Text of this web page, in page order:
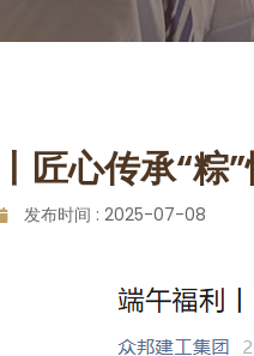
匠心传承“粽
发布时间 : 2025-07-08